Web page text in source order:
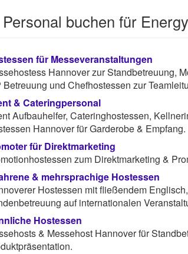
buchen für
für Messeveranstaltungen
Hannover zur Standbetreuung,
Betreuung und Chefhostessen zur
& Cateringpersonal
Aufbauhelfer, Cateringhostessen,
Hannover für Garderobe & Empfang.
für Direktmarketing
zum Direktmarketing &
& mehrsprachige Hostessen
Hostessen mit fließendem
auf internationalen
Hostessen
& Messehost Hannover für